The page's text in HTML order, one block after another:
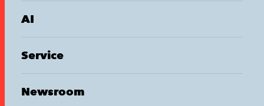
AI
Service
Newsroom